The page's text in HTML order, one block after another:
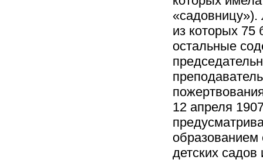
из которых 75
остальные
12 апреля
образованием
детских